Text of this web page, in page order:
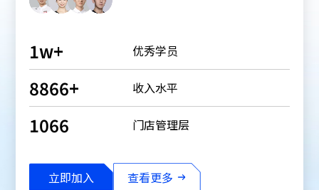
1w+ 优秀学员
9000+ 收入水平
1082 门店管理层
立即加入 查看更多